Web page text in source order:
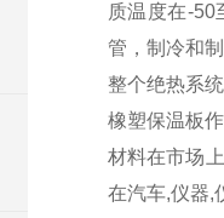
质温度在-
管，制冷和
整个绝热系
橡塑保温板
材料在市场
在汽车,仪器,